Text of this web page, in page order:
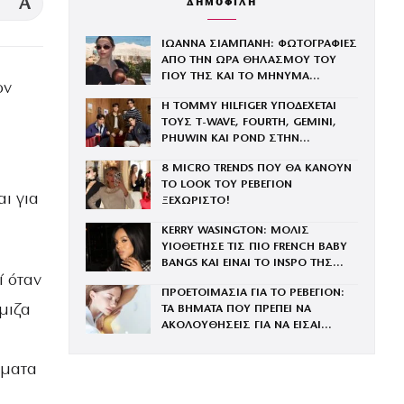
για
όταν
ΔΗΜΟΦΙΛΗ
ΙΩΑΝΝΑ ΣΙΑΜΠΑΝΗ: ΦΩΤΟΓΡΑΦΙΕΣ
ΑΠΟ ΤΗΝ ΩΡΑ ΘΗΛΑΣΜΟΥ ΤΟΥ
ΓΙΟΥ ΤΗΣ ΚΑΙ ΤΟ ΜΗΝΥΜΑ
ΤΙΣ ΑΡΓΕΣ ΜΕΡΕΣ»
Η TOMMY HILFIGER ΥΠΟΔΕΧΕΤΑΙ
ΤΟΥΣ Τ-WAVE, FOURTH, GEMINI,
PHUWIN ΚΑΙ POND ΣΤΗΝ
8 MICRO TRENDS ΠΟΥ ΘΑ ΚΑΝΟΥΝ
ΤΟ LOOK ΤΟΥ ΡΕΒΕΓΙΟΝ
ΞΕΧΩΡΙΣΤΟ!
KERRY WASINGTON: ΜΟΛΙΣ
ΥΙΟΘΕΤΗΣΕ ΤΙΣ ΠΙΟ FRENCH BABY
BANGS ΚΑΙ ΕΙΝΑΙ ΤΟ INSPO ΤΗΣ
ΠΡΟΕΤΟΙΜΑΣΙΑ ΓΙΑ ΤΟ ΡΕΒΕΓΙΟΝ:
ΤΑ ΒΗΜΑΤΑ ΠΟΥ ΠΡΕΠΕΙ ΝΑ
ΑΚΟΛΟΥΘΗΣΕΙΣ ΓΙΑ ΝΑ ΕΙΣΑΙ